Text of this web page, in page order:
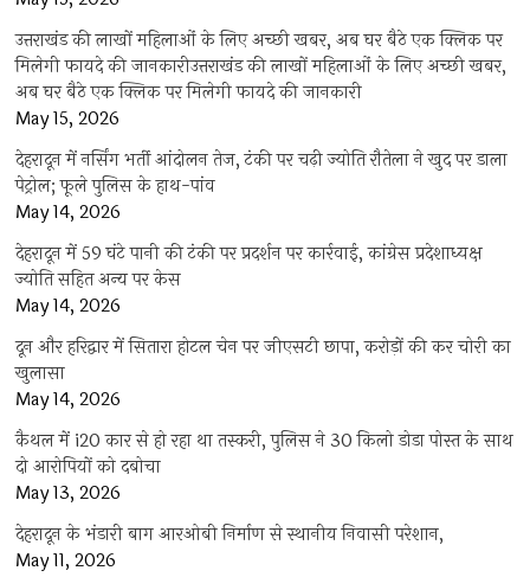
उत्तराखंड की लाखों महिलाओं के लिए अच्छी खबर, अब घर बैठे एक क्लिक पर
मिलेगी फायदे की जानकारीउत्तराखंड की लाखों महिलाओं के लिए अच्छी खबर,
अब घर बैठे एक क्लिक पर मिलेगी फायदे की जानकारी
May 15, 2026
देहरादून में नर्सिंग भर्ती आंदोलन तेज, टंकी पर चढ़ी ज्योति रौतेला ने खुद पर डाला
पेट्रोल; फूले पुलिस के हाथ-पांव
May 14, 2026
देहरादून में 59 घंटे पानी की टंकी पर प्रदर्शन पर कार्रवाई, कांग्रेस प्रदेशाध्यक्ष
ज्योति सहित अन्य पर केस
May 14, 2026
दून और हरिद्वार में सितारा होटल चेन पर जीएसटी छापा, करोड़ों की कर चोरी का
खुलासा
May 14, 2026
कैथल में i20 कार से हो रहा था तस्करी, पुलिस ने 30 किलो डोडा पोस्त के साथ
दो आरोपियों को दबोचा
May 13, 2026
देहरादून के भंडारी बाग आरओबी निर्माण से स्थानीय निवासी परेशान,
May 11, 2026